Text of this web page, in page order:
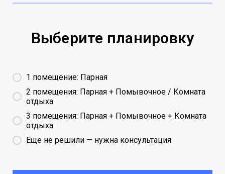
Выберите планировку
1 помещение: Парная
2 помещения: Парная + Помывочное / Комната
отдыха
3 помещения: Парная + Помывочное + Комната
отдыха
Еще не решили — нужна консультация